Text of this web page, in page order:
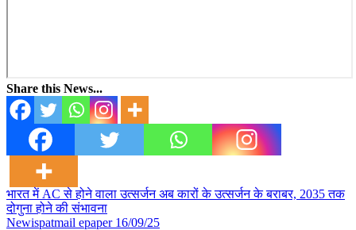
Share this News...
Post
navigation
भारत में AC से होने वाला उत्सर्जन अब कारों के उत्सर्जन के बराबर, 2035 तक
दोगुना होने की संभावना
Newispatmail epaper 16/09/25